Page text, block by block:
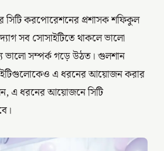
সিটি করপোরেশনের প্রশাসক শফিকুল
সব সোসাইটিতে থাকলে ভালো
ভালো সম্পর্ক গড়ে উঠত। গুলশান
এ ধরনের আয়োজন করার
এ ধরনের আয়োজনে সিটি